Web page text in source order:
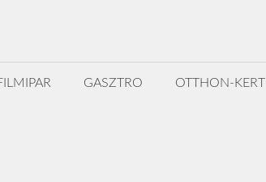
GASZTRO OTTHON-KERT